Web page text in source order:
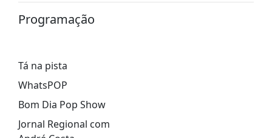
Programação
Tá na pista
WhatsPOP
Bom Dia Pop Show
Jornal Regional com